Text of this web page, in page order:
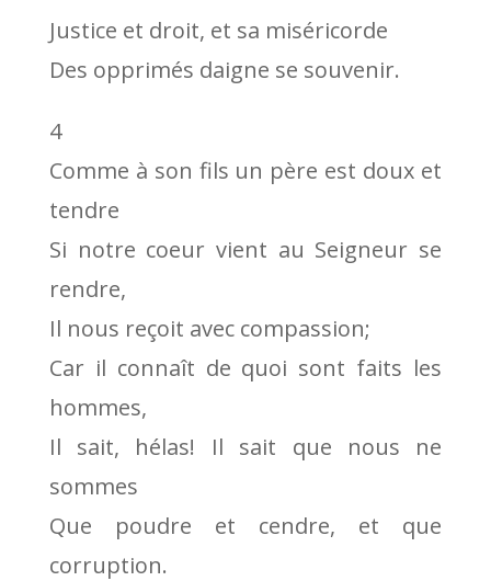
Justice et droit, et sa miséricorde
Des opprimés daigne se souvenir.
4
Comme à son fils un père est doux et
tendre
Si notre coeur vient au Seigneur se
rendre,
Il nous reçoit avec compassion;
Car il connaît de quoi sont faits les
hommes,
Il sait, hélas! Il sait que nous ne
sommes
Que poudre et cendre, et que
corruption.